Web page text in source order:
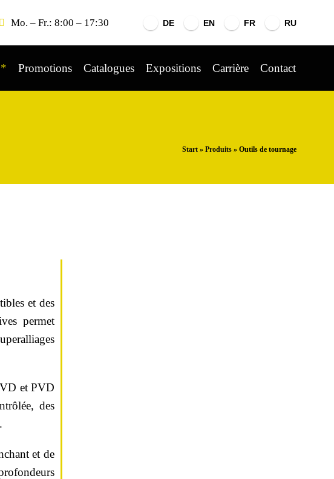
Mo. – Fr.: 8:00 – 17:30 DE EN FR RU
Promotions Catalogues Expositions Carrière Contact
Start » Produits » Outils de tournage
et des
permet
et PVD
des
et de